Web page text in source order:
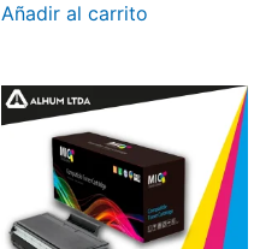
Añadir al carrito